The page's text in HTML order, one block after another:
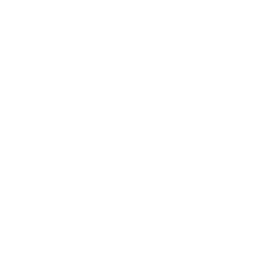
novedades del mercado de La Liga